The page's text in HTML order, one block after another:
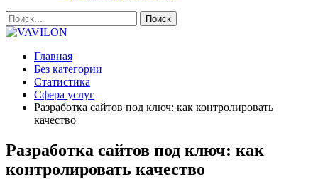
Главная
Без категории
Статистика
Сфера услуг
Разработка сайтов под ключ: как контролировать
качество
Разработка сайтов под ключ: как
контролировать качество